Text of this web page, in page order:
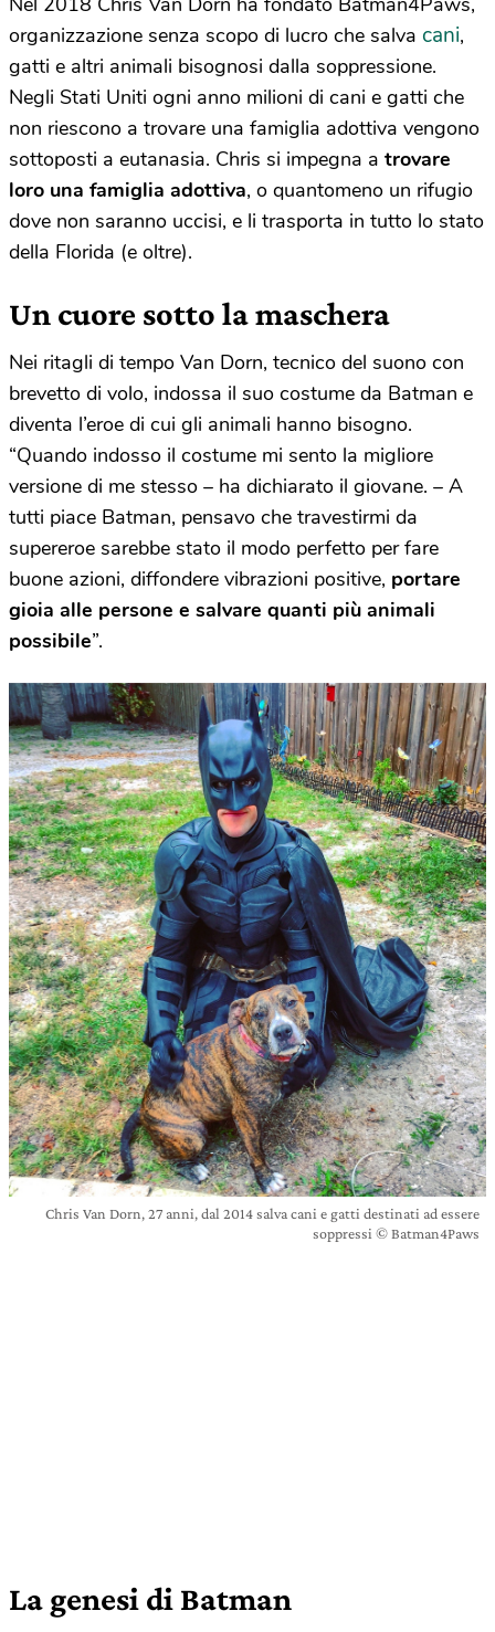
organizzazione senza scopo di lucro che salva cani,
gatti e altri animali bisognosi dalla soppressione.
Negli Stati Uniti ogni anno milioni di cani e gatti che
non riescono a trovare una famiglia adottiva vengono
sottoposti a eutanasia. Chris si impegna a trovare
loro una famiglia adottiva, o quantomeno un rifugio
dove non saranno uccisi, e li trasporta in tutto lo stato
della Florida (e oltre).
Un cuore sotto la maschera
Nei ritagli di tempo Van Dorn, tecnico del suono con
brevetto di volo, indossa il suo costume da Batman e
diventa l’eroe di cui gli animali hanno bisogno.
“Quando indosso il costume mi sento la migliore
versione di me stesso – ha dichiarato il giovane. – A
tutti piace Batman, pensavo che travestirmi da
supereroe sarebbe stato il modo perfetto per fare
buone azioni, diffondere vibrazioni positive, portare
gioia alle persone e salvare quanti più animali
possibile”.
Chris Van Dorn, 27 anni, dal 2014 salva cani e gatti destinati ad essere
soppressi © Batman4Paws
La genesi di Batman